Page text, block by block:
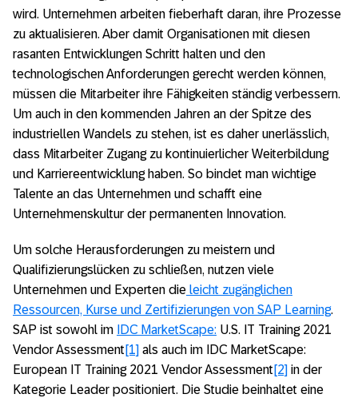
wird. Unternehmen arbeiten fieberhaft daran, ihre Prozesse
zu aktualisieren. Aber damit Organisationen mit diesen
rasanten Entwicklungen Schritt halten und den
technologischen Anforderungen gerecht werden können,
müssen die Mitarbeiter ihre Fähigkeiten ständig verbessern.
Um auch in den kommenden Jahren an der Spitze des
industriellen Wandels zu stehen, ist es daher unerlässlich,
dass Mitarbeiter Zugang zu kontinuierlicher Weiterbildung
und Karriereentwicklung haben. So bindet man wichtige
Talente an das Unternehmen und schafft eine
Unternehmenskultur der permanenten Innovation.
Um solche Herausforderungen zu meistern und
Qualifizierungslücken zu schließen, nutzen viele
Unternehmen und Experten die leicht zugänglichen
Ressourcen, Kurse und Zertifizierungen von SAP Learning.
SAP ist sowohl im
IDC MarketScape: U.S. IT Training 2021
Vendor Assessment [1] als auch im IDC MarketScape:
European IT Training 2021 Vendor Assessment [2] in der
Kategorie Leader positioniert. Die Studie beinhaltet eine